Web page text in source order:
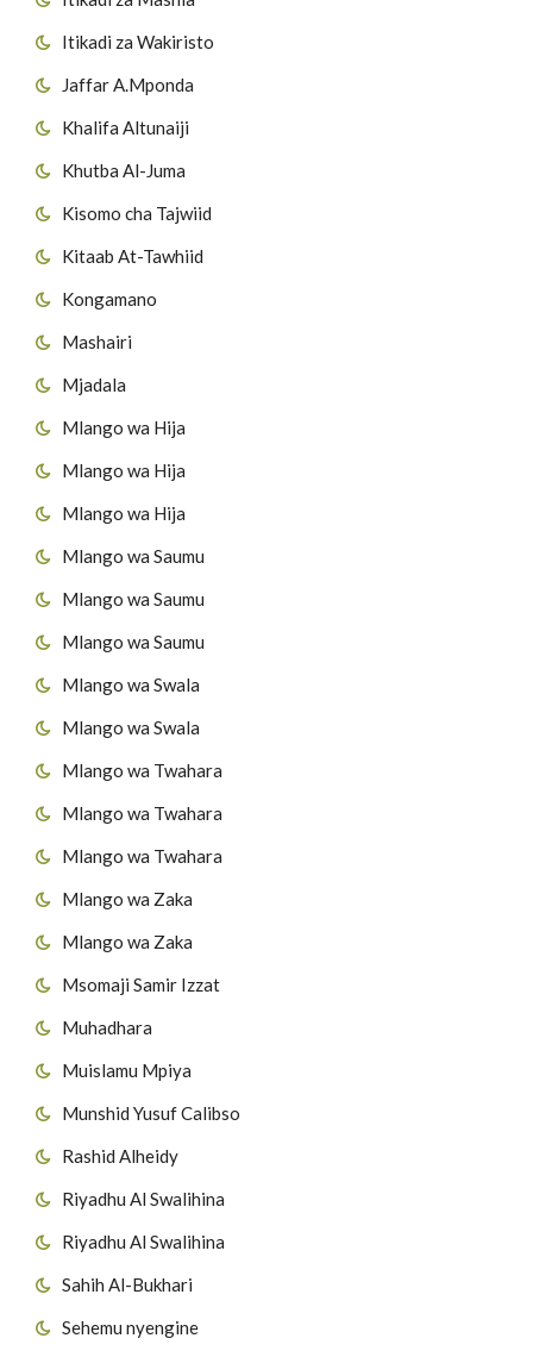
Itikadi za Wakiristo
Jaffar A.Mponda
Khalifa Altunaiji
Khutba Al-Juma
Kisomo cha Tajwiid
Kitaab At-Tawhiid
Kongamano
Mashairi
Mjadala
Mlango wa Hija
Mlango wa Hija
Mlango wa Hija
Mlango wa Saumu
Mlango wa Saumu
Mlango wa Saumu
Mlango wa Swala
Mlango wa Swala
Mlango wa Twahara
Mlango wa Twahara
Mlango wa Twahara
Mlango wa Zaka
Mlango wa Zaka
Msomaji Samir Izzat
Muhadhara
Muislamu Mpiya
Munshid Yusuf Calibso
Rashid Alheidy
Riyadhu Al Swalihina
Riyadhu Al Swalihina
Sahih Al-Bukhari
Sehemu nyengine